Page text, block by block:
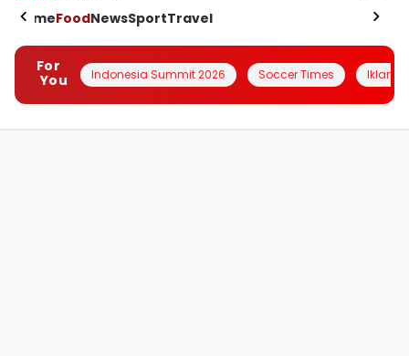
HomeFoodNewsSportTravel
For
You
Indonesia Summit 2026 Soccer Times Iklanin